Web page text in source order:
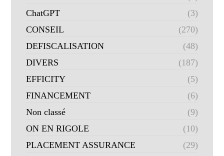
ChatGPT
(3)
CONSEIL
(270)
DEFISCALISATION
(48)
DIVERS
(187)
EFFICITY
(5)
FINANCEMENT
(6)
Non classé
(9)
ON EN RIGOLE
(10)
PLACEMENT ASSURANCE
(29)